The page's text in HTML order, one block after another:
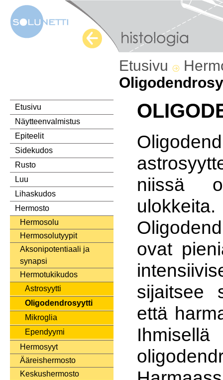
Etusivu
Etusivu
Näytteenvalmistus
Epiteelit
Sidekudos
Rusto
Luu
Lihaskudos
Hermosto
Hermosolu
Hermosolutyypit
Aksonipotentiaali ja
synapsi
Hermotukikudos
Astrosyytti
Oligodendrosyytti
Mikroglia
Ependyymi
Hermosyyt
Ääreishermosto
Keskushermosto
niissä
ulokkeita.
ovat
sijaitsee
että